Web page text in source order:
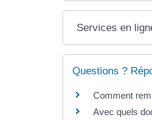
Services en
Questions ?
Comment
Avec quels